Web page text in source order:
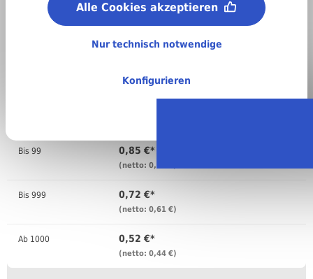
Bis 99 0,85 €*
(netto: 0,71 €)
Bis 999 0,72 €*
(netto: 0,61 €)
Ab 1000 0,52 €*
(netto: 0,44 €)
Alle Cookies akzeptieren
Nur technisch notwendige
Konfigurieren